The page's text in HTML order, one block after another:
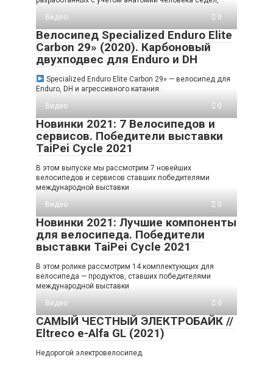
Видео
0
Велосипед Specialized Enduro Elite
Carbon 29» (2020). Карбоновый
двухподвес для Enduro и DH
Specialized Enduro Elite Carbon 29» — велосипед для
Enduro, DH и агрессивного катания.
Видео
0
Новинки 2021: 7 Велосипедов и
сервисов. Победители выставки
TaiPei Cycle 2021
В этом выпуске мы рассмотрим 7 новейших
велосипедов и сервисов ставших победителями
международной выставки
Видео
0
Новинки 2021: Лучшие компоненты
для велосипеда. Победители
выставки TaiPei Cycle 2021
В этом ролике рассмотрим 14 комплектующих для
велосипеда — продуктов, ставших победителями
международной выставки
Видео
0
САМЫЙ ЧЕСТНЫЙ ЭЛЕКТРОБАЙК //
Eltreco e-Alfa GL (2021)
Недорогой электровелосипед.